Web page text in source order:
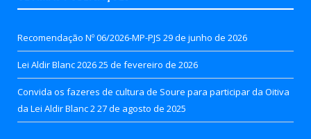
Recomendação Nº 06/2026-MP-PJS 29 de junho de 2026
Lei Aldir Blanc 202625 de fevereiro de 2026
Convida os fazeres de cultura de Soure para participar da Oitiva
da Lei Aldir Blanc 2 27 de agosto de 2025